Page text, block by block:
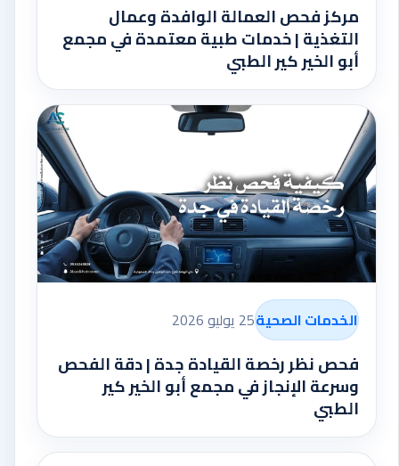
مركز فحص العمالة الوافدة وعمال
التغذية | خدمات طبية معتمدة في مجمع
أبو الخير كير الطبي
الخدمات الصحية25 يوليو 2026
فحص نظر رخصة القيادة جدة | دقة الفحص
وسرعة الإنجاز في مجمع أبو الخير كير
الطبي